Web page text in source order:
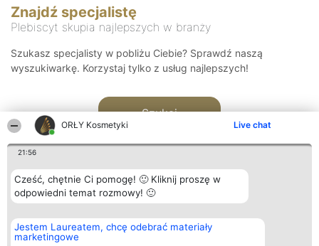
ORŁY Kosmetyki Live chat
21:56
Cześć, chętnie Ci pomogę! 🙂 Kliknij proszę w
odpowiedni temat rozmowy! 🙂
Jestem Laureatem, chcę odebrać materiały
marketingowe
Znajdź specjalistę
Plebiscyt skupia najlepszych w branży
Szukasz specjalisty w pobliżu Ciebie? Sprawdź naszą
wyszukiwarkę. Korzystaj tylko z usług najlepszych!
Szukaj
Organizator plebiscytu
Bright Side Solutions sp. z o.
o. sp. k.
Plebiscyt
Laureaci
Blog
Articles
Kontakt